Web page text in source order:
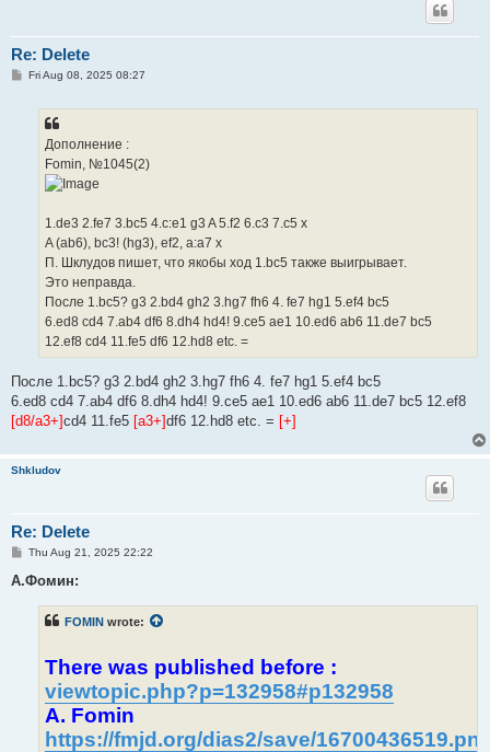
Re: Delete
PFri Aug 08, 2025 08:27
Дополнение :
Fomin, №1045(2)
1.de3 2.fe7 3.bc5 4.c:e1 g3 A 5.f2 6.c3 7.c5 x
A (ab6), bc3! (hg3), ef2, a:a7 x
П. Шклудов пишет, что якобы ход 1.bc5 также выигрывает.
Это неправда.
После 1.bc5? g3 2.bd4 gh2 3.hg7 fh6 4. fe7 hg1 5.ef4 bc5
6.ed8 cd4 7.ab4 df6 8.dh4 hd4! 9.ce5 ae1 10.ed6 ab6 11.de7 bc5
12.ef8 cd4 11.fe5 df6 12.hd8 etc. =
После 1.bc5? g3 2.bd4 gh2 3.hg7 fh6 4. fe7 hg1 5.ef4 bc5
6.ed8 cd4 7.ab4 df6 8.dh4 hd4! 9.ce5 ae1 10.ed6 ab6 11.de7 bc5 12.ef8
[d8/a3+]cd4 11.fe5 [a3+]df6 12.hd8 etc. = [+]
Shkludov
Re: Delete
P
s
Thu Aug 21, 2025 22:22
А.Фомин:
FOMIN wrote:
There was published before :
viewtopic.php?p=132958#p132958
A. Fomin
https://fmjd.org/dias2/save/